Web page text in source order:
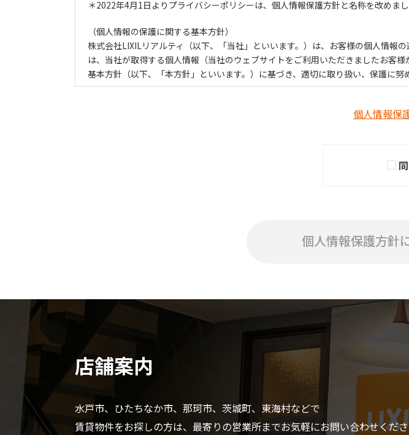
＊2022年4月1日よりプライバシーポリシーは、個人情報保護方針と名称を改めまし
（個人情報の保護に関する基本方針）
株式会社LIXILリアルティ（以下、「当社」といいます。）は、お客様の個人情報
は、当社が取得する個人情報（当社のウェブサイトをご利用いただきましたお客
基本方針（以下、「本方針」といいます。）に基づき、適切に取り扱い、保護に努
(1) 個人情報とは、生存する個人に関する情報であって、以下のいずれかに該当す
③個人識別符号（個人情報の保護に関する法律（以下、「個人情報保護法」といい
個人情報の取得、利用目的
(1) 当社は、お客様ご本人の個人情報について、次の利用目的の達成に必要な範囲
➀ 当社の取り扱う商品やサービスに関連し、お客様にとって魅力的で、価値のある
②お客様から請求された当社商品に関連する資料、カタログ等をお届けするため。
③お客様に対してダイレクトメール、電子メール等による情報(メールマガジンなど
個人情報保
個人情報保護方針
店舗案内
水戸市、ひたちなか市、那珂市、茨城町、東海村などで
賃貸物件をお探しの方は、最寄りの営業所までお気軽にお問い合わせくださ